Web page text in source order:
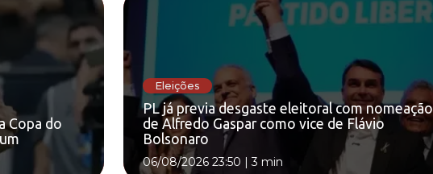
Copa do
Eleições
PL já previa desgaste eleitoral com nomeação
de Alfredo Gaspar como vice de Flávio
Bolsonaro
06/08/2026 23:50 |3 min